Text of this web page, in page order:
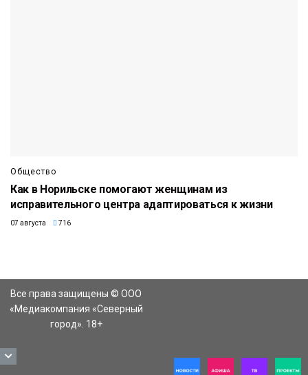
Общество
Как в Норильске помогают женщинам из
исправительного центра адаптироваться к жизни
07 августа 716
Все права защищены © ООО
«Медиакомпания «Северный
город». 18+